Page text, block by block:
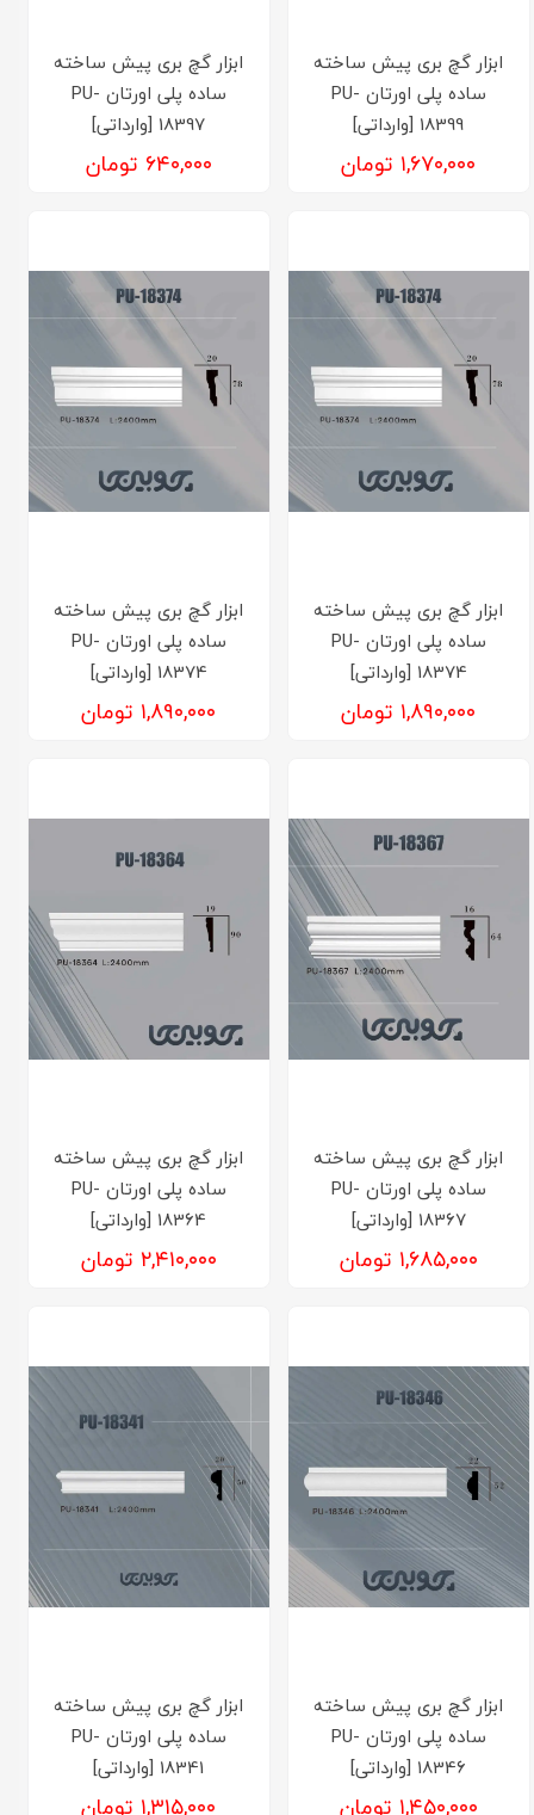
ابزار گچ بری پیش ساخته
ساده پلی اورتان PU-
18399 [وارداتی]
۱,۶۷۰,۰۰۰ تومان
ابزار گچ بری پیش ساخته
ساده پلی اورتان PU-
18397 [وارداتی]
۶۴۰,۰۰۰ تومان
ابزار گچ بری پیش ساخته
ساده پلی اورتان PU-
18374 [وارداتی]
۱,۸۹۰,۰۰۰ تومان
ابزار گچ بری پیش ساخته
ساده پلی اورتان PU-
18374 [وارداتی]
۱,۸۹۰,۰۰۰ تومان
ابزار گچ بری پیش ساخته
ساده پلی اورتان PU-
18367 [وارداتی]
۱,۶۸۵,۰۰۰ تومان
ابزار گچ بری پیش ساخته
ساده پلی اورتان PU-
18364 [وارداتی]
۲,۴۱۰,۰۰۰ تومان
ابزار گچ بری پیش ساخته
ساده پلی اورتان PU-
18346 [وارداتی]
۱,۴۵۰,۰۰۰ تومان
ابزار گچ بری پیش ساخته
ساده پلی اورتان PU-
18341 [وارداتی]
۱,۳۱۵,۰۰۰ تومان